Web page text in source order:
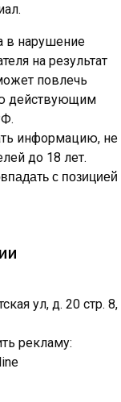
в нарушение
на результат
повлечь
действующим
информацию, не
до 18 лет.
с позицией
ул, д. 20 стр. 8,
рекламу: